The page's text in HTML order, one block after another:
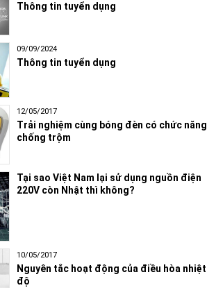
Thông tin tuyển dụng
09/09/2024
Thông tin tuyển dụng
12/05/2017
Trải nghiệm cùng bóng đèn có chức năng
chống trộm
Tại sao Việt Nam lại sử dụng nguồn điện
220V còn Nhật thì không?
10/05/2017
Nguyên tắc hoạt động của điều hòa nhiệt
độ